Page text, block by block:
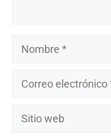
Nombre
Sitio